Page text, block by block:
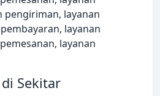
pengiriman, layanan
layanan
layanan
Sekitar